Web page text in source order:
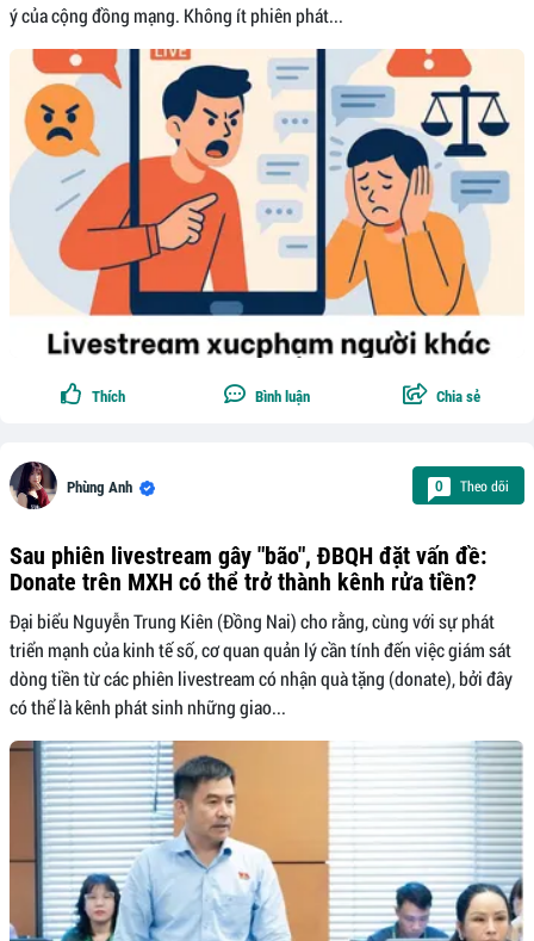
ý của cộng đồng mạng. Không ít phiên phát...
Thích Bình luận Chia sẻ
Phùng Anh 0 Theo dõi
Sau phiên livestream gây "bão", ĐBQH đặt vấn đề:
Donate trên MXH có thể trở thành kênh rửa tiền?
Đại biểu Nguyễn Trung Kiên (Đồng Nai) cho rằng, cùng với sự phát
triển mạnh của kinh tế số, cơ quan quản lý cần tính đến việc giám sát
dòng tiền từ các phiên livestream có nhận quà tặng (donate), bởi đây
có thể là kênh phát sinh những giao...